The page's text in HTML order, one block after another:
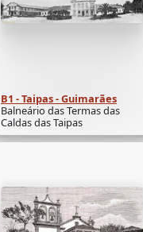
B1 - Taipas - Guimarães
Balneário das Termas das
Caldas das Taipas